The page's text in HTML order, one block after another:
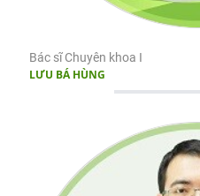
Bác sĩ Chuyên khoa I
LƯU BÁ HÙNG